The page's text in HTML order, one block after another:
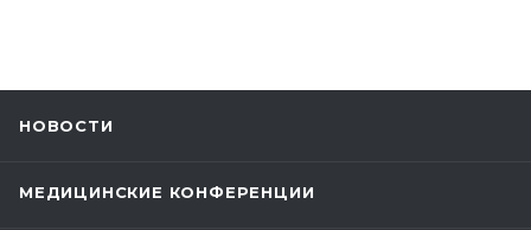
НОВОСТИ
МЕДИЦИНСКИЕ КОНФЕРЕНЦИИ